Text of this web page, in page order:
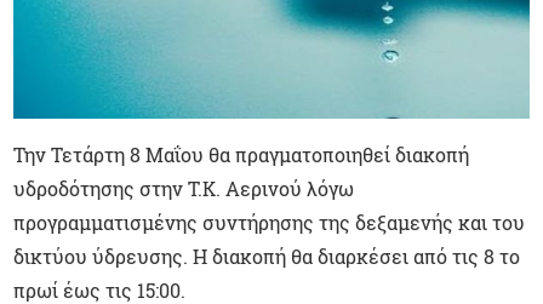
Την Τετάρτη 8 Μαΐου θα πραγματοποιηθεί διακοπή
υδροδότησης στην Τ.Κ. Αερινού λόγω
προγραμματισμένης συντήρησης της δεξαμενής και του
δικτύου ύδρευσης. Η διακοπή θα διαρκέσει από τις 8 το
πρωί έως τις 15:00.